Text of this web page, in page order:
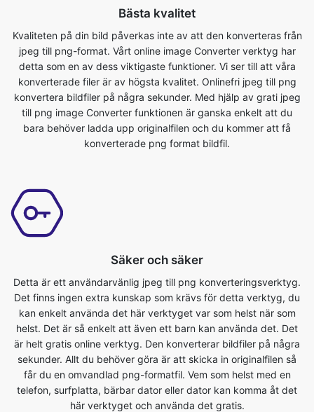
konverterade filer är av högsta kvalitet. Onlinefri jpeg till png
konvertera bildfiler på några sekunder. Med hjälp av grati jpeg
till png image Converter funktionen är ganska enkelt att du
bara behöver ladda upp originalfilen och du kommer att få
konverterade png format bildfil.
Detta är ett användarvänlig jpeg till png konverteringsverktyg.
Det finns ingen extra kunskap som krävs för detta verktyg, du
helst. Det är så enkelt att även ett barn kan använda det. Det
är helt gratis online verktyg. Den konverterar bildfiler på några
sekunder. Allt du behöver göra är att skicka in originalfilen så
får du en omvandlad png-formatfil. Vem som helst med en
telefon, surfplatta, bärbar dator eller dator kan komma åt det
här verktyget och använda det gratis.